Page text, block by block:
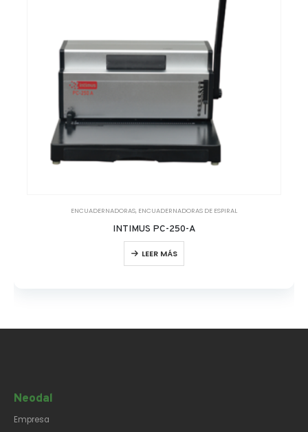
ENCUADERNADORAS, ENCUADERNADORAS DE ESPIRAL
INTIMUS PC-250-A
LEER MÁS
Neodal
Empresa